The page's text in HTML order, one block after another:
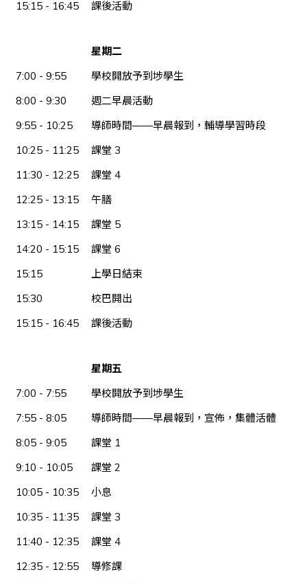
15:15 - 16:45 課後活動
星期二
7:00 - 9:55
學校開放予到埗學生
8:00 - 9:30
週二早晨活動
9:55 - 10:25
導師時間——早晨報到，輔導學習時段
10:25 - 11:25
課堂 3
11:30 - 12:25
課堂 4
12:25 - 13:15
午膳
13:15 - 14:15
課堂 5
14:20 - 15:15
課堂 6
15:15
上學日結束
15:30
校巴開出
15:15 - 16:45
課後活動
星期五
7:00 - 7:55
學校開放予到埗學生
7:55 - 8:05
導師時間——早晨報到，宣佈，集體活體
8:05 - 9:05
課堂 1
9:10 - 10:05
課堂 2
10:05 - 10:35
小息
10:35 - 11:35
課堂 3
11:40 - 12:35
課堂 4
12:35 - 12:55
導修課